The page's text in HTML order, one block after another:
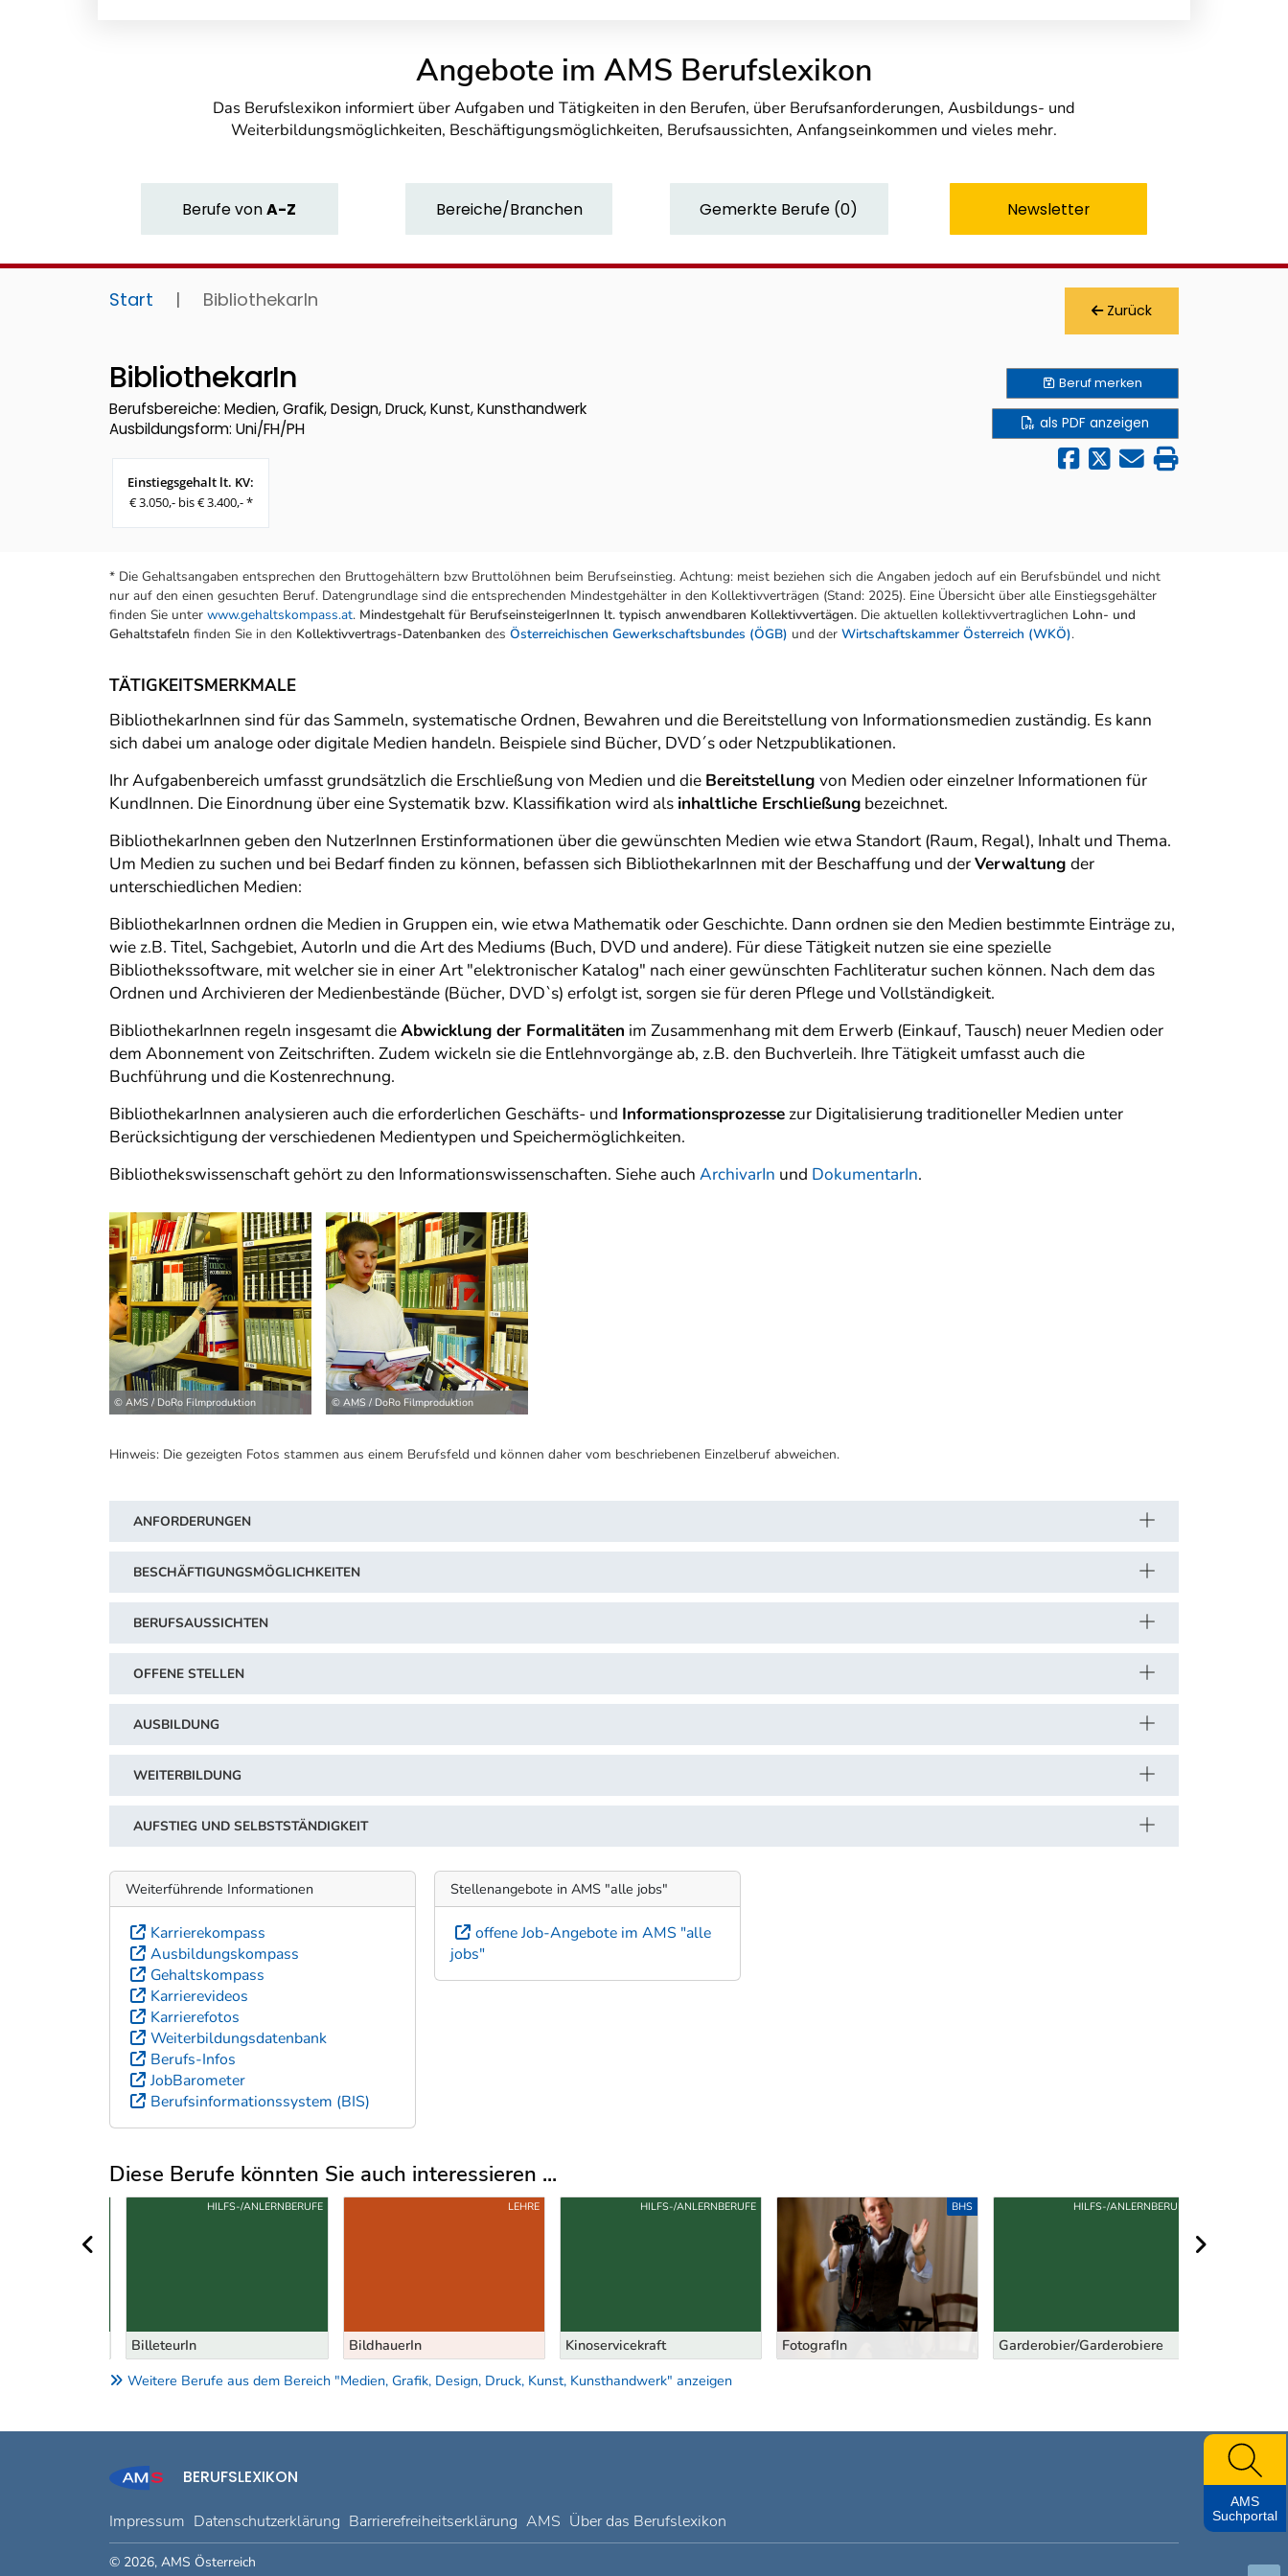
Angebote im AMS Berufslexikon
Das Berufslexikon informiert über Aufgaben und Tätigkeiten in den Berufen, über Berufsanforderungen, Ausbildungs- und
Weiterbildungsmöglichkeiten, Beschäftigungsmöglichkeiten, Berufsaussichten, Anfangseinkommen und vieles mehr.
BerufevonA-Z Bereiche/Branchen Gemerkte Berufe (0) Newsletter
Start | BibliothekarIn Zurück
BibliothekarIn
Berufsbereiche: Medien, Grafik, Design, Druck, Kunst, Kunsthandwerk
Ausbildungsform: Uni/FH/PH
Einstiegsgehalt lt. KV:
€ 3.050,- bis € 3.400,- *
Berufmerken
als PDF anzeigen
* Die Gehaltsangaben entsprechen den Bruttogehältern bzw Bruttolöhnen beim Berufseinstieg. Achtung: meist beziehen sich die Angaben jedoch auf ein Berufsbündel und nicht
nur auf den einen gesuchten Beruf. Datengrundlage sind die entsprechenden Mindestgehälter in den Kollektivverträgen (Stand: 2025). Eine Übersicht über alle Einstiegsgehälter
finden Sie unter www.gehaltskompass.at. Mindestgehalt für BerufseinsteigerInnen lt. typisch anwendbaren Kollektivvertägen. Die aktuellen kollektivvertraglichen Lohn- und
Gehaltstafeln finden Sie in den Kollektivvertrags-Datenbanken des Österreichischen Gewerkschaftsbundes (ÖGB) und der Wirtschaftskammer Österreich (WKÖ).
TÄTIGKEITSMERKMALE
BibliothekarInnen sind für das Sammeln, systematische Ordnen, Bewahren und die Bereitstellung von Informationsmedien zuständig. Es kann
sich dabei um analoge oder digitale Medien handeln. Beispiele sind Bücher, DVD´s oder Netzpublikationen.
Ihr Aufgabenbereich umfasst grundsätzlich die Erschließung von Medien und die Bereitstellung von Medien oder einzelner Informationen für
KundInnen. Die Einordnung über eine Systematik bzw. Klassifikation wird als inhaltliche Erschließung bezeichnet.
BibliothekarInnen geben den NutzerInnen Erstinformationen über die gewünschten Medien wie etwa Standort (Raum, Regal), Inhalt und Thema.
Um Medien zu suchen und bei Bedarf finden zu können, befassen sich BibliothekarInnen mit der Beschaffung und derVerwaltung der
unterschiedlichen Medien:
BibliothekarInnen ordnen die Medien in Gruppen ein, wie etwa Mathematik oder Geschichte. Dann ordnen sie den Medien bestimmte Einträge zu,
wie z.B. Titel, Sachgebiet, AutorIn und die Art des Mediums (Buch, DVD und andere). Für diese Tätigkeit nutzen sie eine spezielle
Bibliothekssoftware, mit welcher sie in einer Art "elektronischer Katalog" nach einer gewünschten Fachliteratur suchen können. Nach dem das
Ordnen und Archivieren der Medienbestände (Bücher, DVD`s) erfolgt ist, sorgen sie für deren Pflege und Vollständigkeit.
BibliothekarInnen regeln insgesamt dieAbwicklung der Formalitäten im Zusammenhang mit dem Erwerb (Einkauf, Tausch) neuer Medien oder
dem Abonnement von Zeitschriften. Zudem wickeln sie die Entlehnvorgänge ab, z.B. den Buchverleih. Ihre Tätigkeit umfasst auch die
Buchführung und die Kostenrechnung.
BibliothekarInnen analysieren auch die erforderlichen Geschäfts- und Informationsprozesse zur Digitalisierung traditioneller Medien unter
Berücksichtigung der verschiedenen Medientypen und Speichermöglichkeiten.
Bibliothekswissenschaft gehört zu den Informationswissenschaften. Siehe auch ArchivarIn und DokumentarIn.
© AMS / DoRo Filmproduktion © AMS / DoRo Filmproduktion
Hinweis: Die gezeigten Fotos stammen aus einem Berufsfeld und können daher vom beschriebenen Einzelberuf abweichen.
ANFORDERUNGEN
BESCHÄFTIGUNGSMÖGLICHKEITEN
BERUFSAUSSICHTEN
OFFENE STELLEN
AUSBILDUNG
WEITERBILDUNG
AUFSTIEG UND SELBSTSTÄNDIGKEIT
Weiterführende Informationen
Karrierekompass
Ausbildungskompass
Gehaltskompass
Karrierevideos
Karrierefotos
Weiterbildungsdatenbank
Berufs-Infos
JobBarometer
Berufsinformationssystem (BIS)
Stellenangebote in AMS "alle jobs"
offene Job-Angebote im AMS "alle
jobs"
Diese Berufe könnten Sie auch interessieren ...
Uber weitere Berufsvorschläge
BilleteurIn
HILFS-/ANLERNBERUFE
BildhauerIn
LEHRE
Kinoservicekraft
HILFS-/ANLERNBERUFE
FotografIn
BHS
Garderobier/Garderobiere
HILFS-/ANLERNBERUFE
Weitere Berufe aus dem Bereich "Medien, Grafik, Design, Druck, Kunst, Kunsthandwerk" anzeigen
BERUFSLEXIKON
Impressum Datenschutzerklärung Barrierefreiheitserklärung AMS Über das Berufslexikon
© 2026, AMS Österreich
AMS
Suchportal